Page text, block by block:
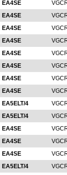
EA4SE
EA4SE
EA4SE
EA4SE
EA4SE
EA4SE
EA4SE
EA4SE
EA5ELT/4
EA5ELT/4
EA4SE
EA4SE
EA4SE
EA5ELT/4